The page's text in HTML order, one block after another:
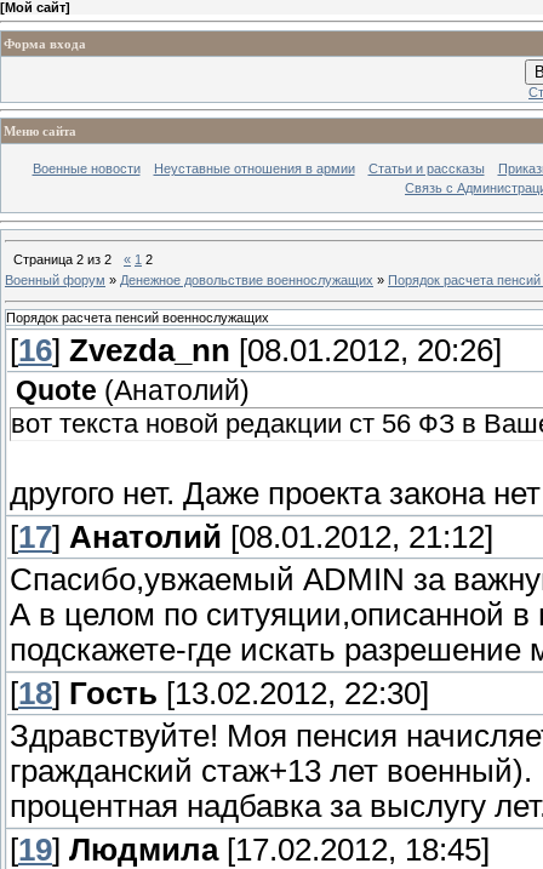
[Мой сайт]
Форма входа
Меню сайта
Военные новости Неуставные отношения в армии Статьи и рассказы
Связь с
Страница 2 из 2 « 1 2
Военный форум » Денежное довольствие военнослужащих » Порядок расчета
Порядок расчета пенсий военнослужащих
[16] Zvezda_nn [08.01.2012, 20:26]
Quote (Анатолий)
вот текста новой редакции ст 56 ФЗ в
другого нет. Даже проекта закона
[17] Анатолий [08.01.2012, 21:12]
Cпасибо,увжаемый ADMIN за
А в целом по ситуяции,описанной
подскажете-где искать
[18] Гость [13.02.2012, 22:30]
Здравствуйте! Моя пенсия
гражданский стаж+13 лет
процентная надбавка за выслугу
[19] Людмила[17.02.2012, 18:45]